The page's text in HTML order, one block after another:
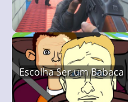
Escolha Ser um Babaca